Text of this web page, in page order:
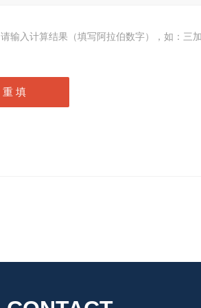
请输入计算结果（填写阿拉伯数字），如：三